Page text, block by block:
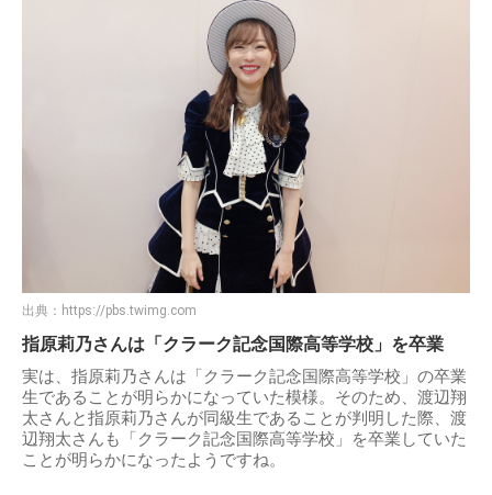
出典： https://pbs.twimg.com
指原莉乃さんは「クラーク記念国際高等学校」を卒業
実は、指原莉乃さんは「クラーク記念国際高等学校」の卒業
生であることが明らかになっていた模様。そのため、渡辺翔
太さんと指原莉乃さんが同級生であることが判明した際、渡
辺翔太さんも「クラーク記念国際高等学校」を卒業していた
ことが明らかになったようですね。